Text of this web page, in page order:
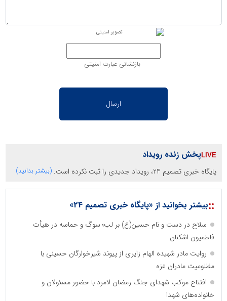
بازنشانی عبارت امنیتی
پخش زنده رویداد
پایگاه خبری تصمیم 24، رویداد جدیدی را ثبت نکرده است. (بیشتر بدانید)
::بیشتر بخوانید از «پایگاه خبری تصمیم 24»
سلاح در دست و نام حسین(ع) بر لب؛ سوگ و حماسه در هیأت
فاطمیون اشکنان
روایت مادر شهیده الهام زایری از پیوند شیرخوارگان حسینی با
مظلومیت مادران غزه
افتتاح موکب شهدای جنگ رمضان لامرد با حضور مسئولان و
خانواده‌های شهدا